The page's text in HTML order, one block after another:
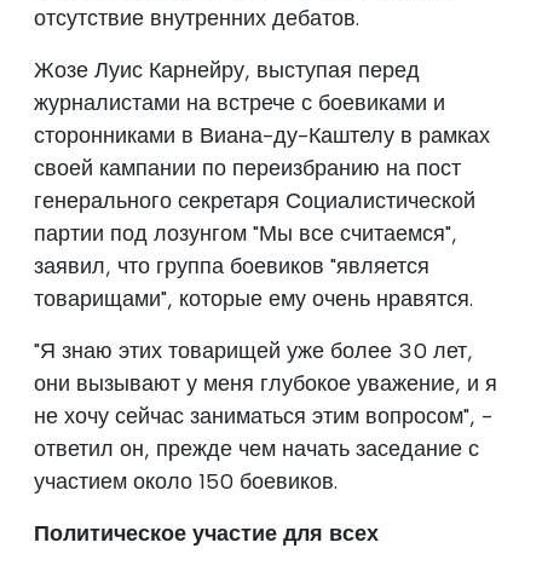
отсутствие внутренних дебатов.
Жозе Луис Карнейру, выступая перед
журналистами на встрече с боевиками и
сторонниками в Виана-ду-Каштелу в рамках
своей кампании по переизбранию на пост
генерального секретаря Социалистической
партии под лозунгом "Мы все считаемся",
заявил, что группа боевиков "является
товарищами", которые ему очень нравятся.
"Я знаю этих товарищей уже более 30 лет,
они вызывают у меня глубокое уважение, и я
не хочу сейчас заниматься этим вопросом", -
ответил он, прежде чем начать заседание с
участием около 150 боевиков.
Политическое участие для всех